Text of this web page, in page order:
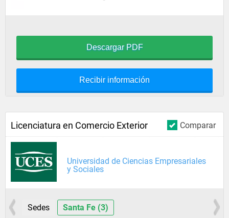
Descargar PDF
Recibir información
Comparar
Licenciatura en Comercio Exterior
Universidad de Ciencias Empresariales
y Sociales
Sedes Santa Fe (3)